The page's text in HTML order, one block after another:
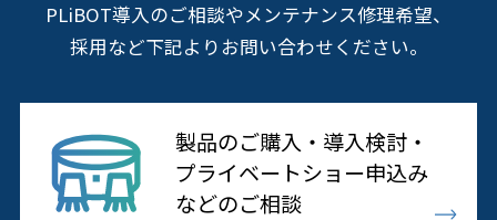
PLiBOT導入のご相談やメンテナンス修理希望、
採用など下記よりお問い合わせください。
製品のご購入・導入検討・
プライベートショー申込み
などのご相談